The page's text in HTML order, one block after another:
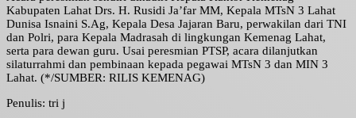
Kabupaten Lahat Drs. H. Rusidi Ja’far MM, Kepala MTsN 3 Lahat
Dunisa Isnaini S.Ag, Kepala Desa Jajaran Baru, perwakilan dari TNI
dan Polri, para Kepala Madrasah di lingkungan Kemenag Lahat,
serta para dewan guru. Usai peresmian PTSP, acara dilanjutkan
silaturrahmi dan pembinaan kepada pegawai MTsN 3 dan MIN 3
Lahat. (*/SUMBER: RILIS KEMENAG)
Penulis: tri j